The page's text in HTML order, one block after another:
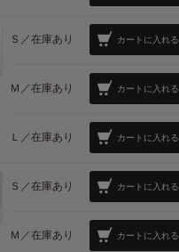
Ｓ／在庫あり カートに入れる
Ｍ／在庫あり カートに入れる
Ｌ／在庫あり カートに入れる
Ｓ／在庫あり カートに入れる
Ｍ／在庫あり カートに入れる